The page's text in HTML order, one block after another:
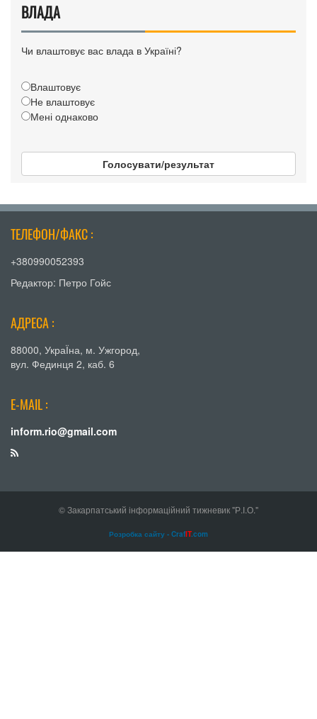
ВЛАДА
Чи влаштовує вас влада в Україні?
Влаштовує
Не влаштовує
Мені однаково
Голосувати/результат
ТЕЛЕФОН/ФАКС :
+380990052393
Редактор: Петро Гойс
АДРЕСА :
88000, УкраЇна, м. Ужгород,
вул. Фединця 2, каб. 6
E-MAIL :
inform.rio@gmail.com
© Закарпатський інформаційний тижневик "Р.І.О."
Розробка сайту - CrafIT.com